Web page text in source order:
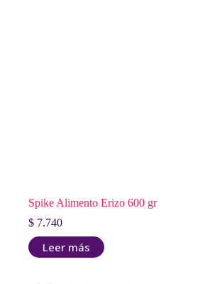
Spike Alimento Erizo 600 gr
$ 7.740
Leer más